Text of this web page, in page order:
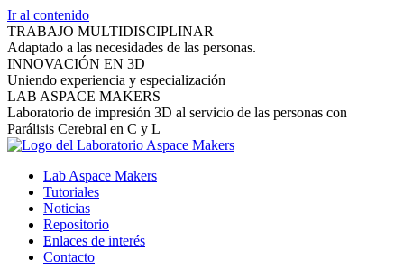
Ir al contenido
TRABAJO MULTIDISCIPLINAR
Adaptado a las necesidades de las personas.
INNOVACIÓN EN 3D
Uniendo experiencia y especialización
LAB ASPACE MAKERS
Laboratorio de impresión 3D al servicio de las personas con
Parálisis Cerebral en C y L
Lab Aspace Makers
Tutoriales
Noticias
Repositorio
Enlaces de interés
Contacto